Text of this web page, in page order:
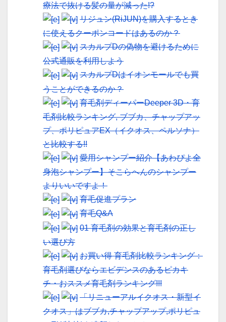
療法で抜ける髪の量が減った!?
リジュン(RiJUN)を購入するとき
に使えるクーポンコードはあるのか？
スカルプDの偽物を避けるために
公式通販を利用しよう
スカルプDはイオンモールでも買
うことができるのか？
育毛剤ディーパーDeeper 3D・育
毛剤比較ランキング, ブブカ、チャップアッ
プ、ポリピュアEX（イクオス、ペルソナ）
と比較する!!
愛用シャンプー紹介【あわぴよ全
身泡シャンプー】そこらへんのシャンプー
よりいいですよ！
育毛促進プラン
育毛Q&A
01 育毛剤の効果と育毛剤の正し
い選び方
お買い得 育毛剤比較ランキング：
育毛剤選びならエビデンスのあるピカキ
チ・おススメ育毛剤ランキング!!!
「リニューアルイクオス・新型イ
クオス」はブブカ,チャップアップ,ポリピュ